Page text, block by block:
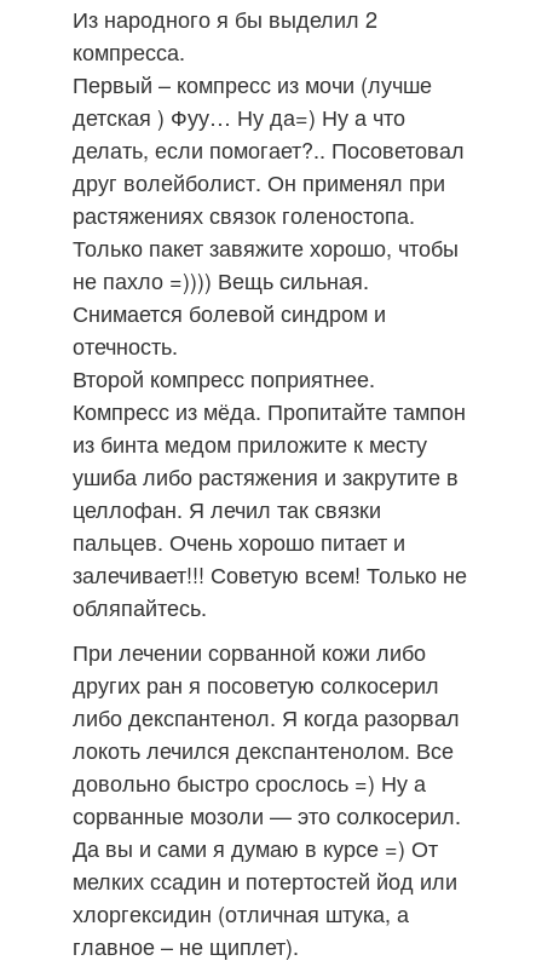
Из народного я бы выделил 2
компресса.
Первый – компресс из мочи (лучше
детская ) Фуу… Ну да=) Ну а что
делать, если помогает?.. Посоветовал
друг волейболист. Он применял при
растяжениях связок голеностопа.
Только пакет завяжите хорошо, чтобы
не пахло =)))) Вещь сильная.
Снимается болевой синдром и
отечность.
Второй компресс поприятнее.
Компресс из мёда. Пропитайте тампон
из бинта медом приложите к месту
ушиба либо растяжения и закрутите в
целлофан. Я лечил так связки
пальцев. Очень хорошо питает и
залечивает!!! Советую всем! Только не
обляпайтесь.
При лечении сорванной кожи либо
других ран я посоветую солкосерил
либо декспантенол. Я когда разорвал
локоть лечился декспантенолом. Все
довольно быстро срослось =) Ну а
сорванные мозоли — это солкосерил.
Да вы и сами я думаю в курсе =) От
мелких ссадин и потертостей йод или
хлоргексидин (отличная штука, а
главное – не щиплет).